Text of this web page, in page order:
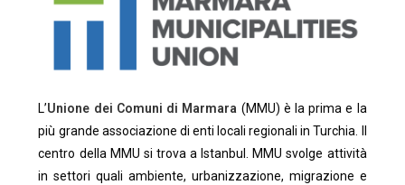
L’Unione dei Comuni di Marmara (MMU) è la prima e la
più grande associazione di enti locali regionali in Turchia. Il
centro della MMU si trova a Istanbul. MMU svolge attività
in settori quali ambiente, urbanizzazione, migrazione e